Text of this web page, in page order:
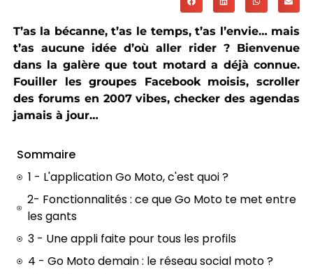
T’as la bécanne, t’as le temps, t’as l’envie… mais
t’as aucune idée d’où aller rider ? Bienvenue
dans la galère que tout motard a déjà connue.
Fouiller les groupes Facebook moisis, scroller
des forums en 2007 vibes, checker des agendas
jamais à jour…
Sommaire
1 - L'application Go Moto, c'est quoi ?
2- Fonctionnalités : ce que Go Moto te met entre
les gants
3 - Une appli faite pour tous les profils
4 - Go Moto demain : le réseau social moto ?